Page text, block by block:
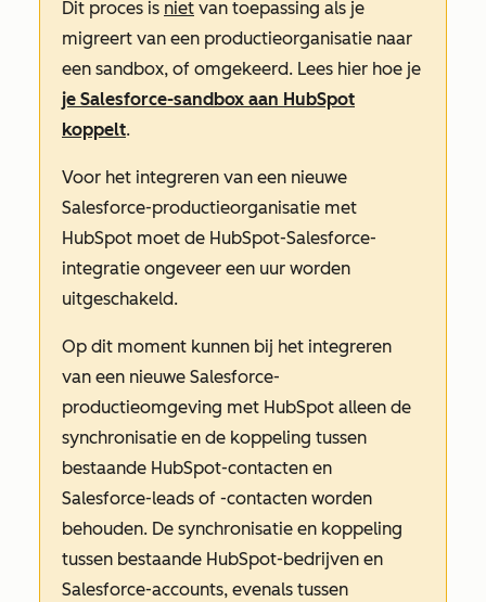
Dit proces is niet van toepassing als je
migreert van een productieorganisatie naar
een sandbox, of omgekeerd. Lees hier hoe je
je Salesforce-sandbox aan HubSpot
koppelt.
Voor het integreren van een nieuwe
Salesforce-productieorganisatie met
HubSpot moet de HubSpot-Salesforce-
integratie ongeveer een uur worden
uitgeschakeld.
Op dit moment kunnen bij het integreren
van een nieuwe Salesforce-
productieomgeving met HubSpot alleen de
synchronisatie en de koppeling tussen
bestaande HubSpot-contacten en
Salesforce-leads of -contacten worden
behouden. De synchronisatie en koppeling
tussen bestaande HubSpot-bedrijven en
Salesforce-accounts, evenals tussen